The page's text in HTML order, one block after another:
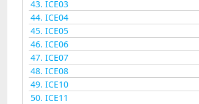
43. ICE03
44. ICE04
45. ICE05
46. ICE06
47. ICE07
48. ICE08
49. ICE10
50. ICE11